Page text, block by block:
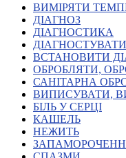
Посилання
Контакти
Навчальні
Дошкільна
Загальна
Для
Уроки
ВИМІРЯТИ
ДІАГНОЗ
ДІАГНОСТИКА
ДІАГНОСТУВАТИ
ВСТАНОВИТИ
ОБРОБЛЯТИ,
САНІТАРНА
ВИПИСУВАТИ,
БІЛЬ У СЕРЦІ
КАШЕЛЬ
НЕЖИТЬ